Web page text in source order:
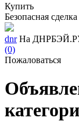
Купить
Безопасная сделка
dnr На
(0)
Пожаловаться